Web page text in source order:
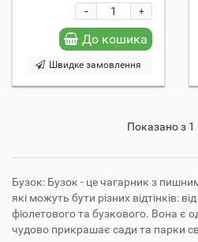
+
-
До кошика
Швидке замовлення
Показано з 1
Бузок: Бузок - це чагарник з
які можуть бути різних відтінків:
фіолетового та бузкового. Вона є
чудово прикрашає сади та парки